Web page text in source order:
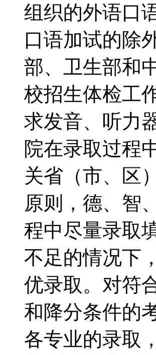
组织的外语口
口语加试的
部、卫生部和
校招生体检工
求发音、听
院在录取过程
关省（市、区
原则，德、智
程中尽量录取
不足的情况下
优录取。对符
和降分条件的
各专业的录取